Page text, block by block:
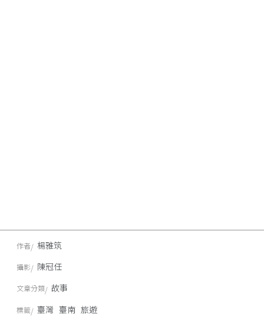
作者 楊雅筑
攝影 陳冠任
文章分類 故事
標籤 臺灣 臺南 旅遊